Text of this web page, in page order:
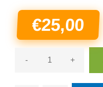
€25,00
- +